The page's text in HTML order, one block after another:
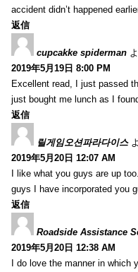
accident didn’t happened
返信
cupcakke spiderman
2019年5月19日 8:00 PM
Excellent read, I just passed
just bought me lunch as I
返信
릴게임오션파라다이스
2019年5月20日 12:07 AM
I like what you guys are up
guys I have incorporated you
返信
Roadside Assistance
2019年5月20日 12:38 AM
I do love the manner in which